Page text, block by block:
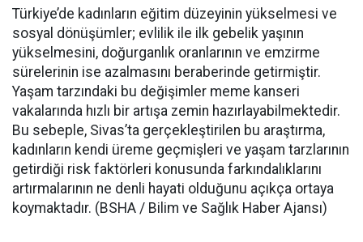
Türkiye’de kadınların eğitim düzeyinin yükselmesi ve
sosyal dönüşümler; evlilik ile ilk gebelik yaşının
yükselmesini, doğurganlık oranlarının ve emzirme
sürelerinin ise azalmasını beraberinde getirmiştir.
Yaşam tarzındaki bu değişimler meme kanseri
vakalarında hızlı bir artışa zemin hazırlayabilmektedir.
Bu sebeple, Sivas’ta gerçekleştirilen bu araştırma,
kadınların kendi üreme geçmişleri ve yaşam tarzlarının
getirdiği risk faktörleri konusunda farkındalıklarını
artırmalarının ne denli hayati olduğunu açıkça ortaya
koymaktadır. (BSHA / Bilim ve Sağlık Haber Ajansı)